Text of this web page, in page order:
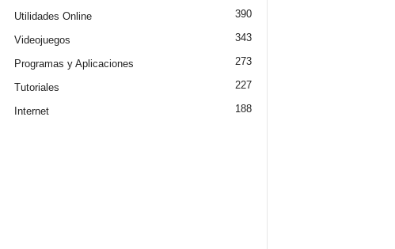
Utilidades Online 390
Videojuegos 343
Programas y Aplicaciones 273
Tutoriales 227
Internet 188